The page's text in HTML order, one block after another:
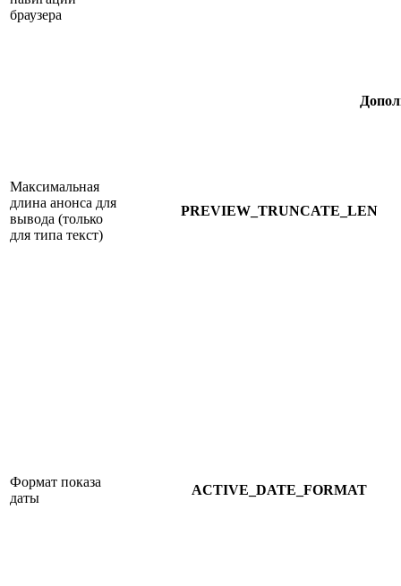
браузера
Максимальная
длина анонса для
вывода (только
для типа текст)
PREVIEW_TRUNCATE_LEN
Формат показа
даты
ACTIVE_DATE_FORMAT